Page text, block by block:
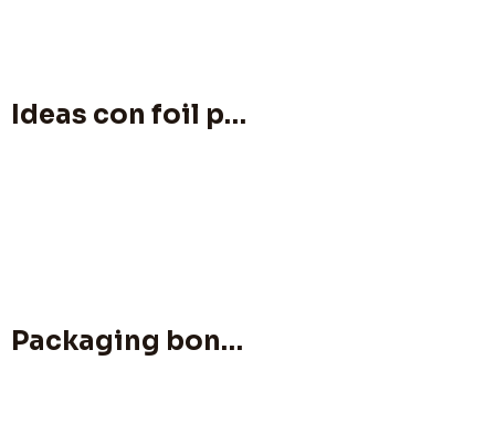
Ideas con foil para productos personalizados: textil, eventos, transferibles y temporada
Packaging bonito con foil para productos artesanales que se ven más premium